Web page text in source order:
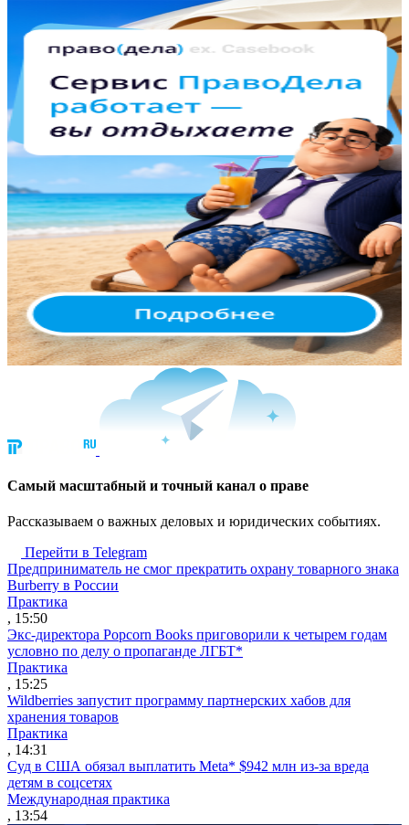
Cамый масштабный и точный канал о праве
Рассказываем о важных деловых и юридических событиях.
Перейти в Telegram
Предприниматель не смог прекратить охрану товарного знака
Burberry в России
Практика
, 15:50
Экс-директора Popcorn Books приговорили к четырем годам
условно по делу о пропаганде ЛГБТ*
Практика
, 15:25
Wildberries запустит программу партнерских хабов для
хранения товаров
Практика
, 14:31
Суд в США обязал выплатить Meta* $942 млн из-за вреда
детям в соцсетях
Международная практика
, 13:54